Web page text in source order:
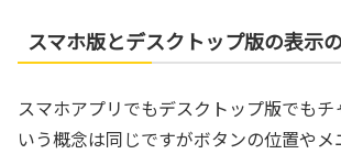
スマホ版とデスクトップ版の表示
スマホアプリでもデスクトップ版でもチ
いう概念は同じですがボタンの位置や